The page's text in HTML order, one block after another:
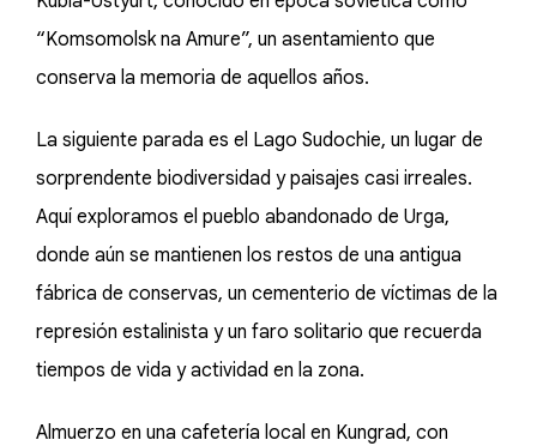
“Komsomolsk na Amure”, un asentamiento que
conserva la memoria de aquellos años.
La siguiente parada es el Lago Sudochie, un lugar de
sorprendente biodiversidad y paisajes casi irreales.
Aquí exploramos el pueblo abandonado de Urga,
donde aún se mantienen los restos de una antigua
fábrica de conservas, un cementerio de víctimas de la
represión estalinista y un faro solitario que recuerda
tiempos de vida y actividad en la zona.
Almuerzo en una cafetería local en Kungrad, con